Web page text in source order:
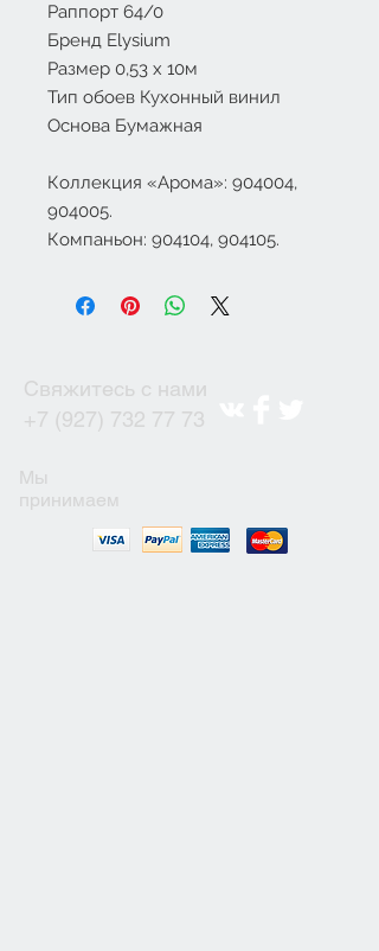
Раппорт 64/0
Бренд Elysium
Размер 0,53 х 10м
Тип обоев Кухонный винил
Основа Бумажная
Коллекция «Арома»: 904004,
904005.
Компаньон: 904104, 904105.
Свяжитесь с нами
+7 (927) 732 77 73
Мы
принимаем